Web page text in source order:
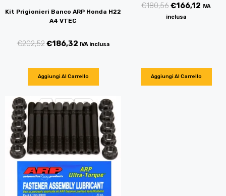
Kit Prigionieri Banco ARP Honda H22
A4 VTEC
€202,52€186,32 IVA inclusa
Aggiungi Al Carrello
€180,56€166,12 IVA
inclusa
Aggiungi Al Carrello